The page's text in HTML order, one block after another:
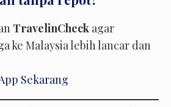
TravelinCheckagar
ke Malaysia lebih lancar dan
Sekarang